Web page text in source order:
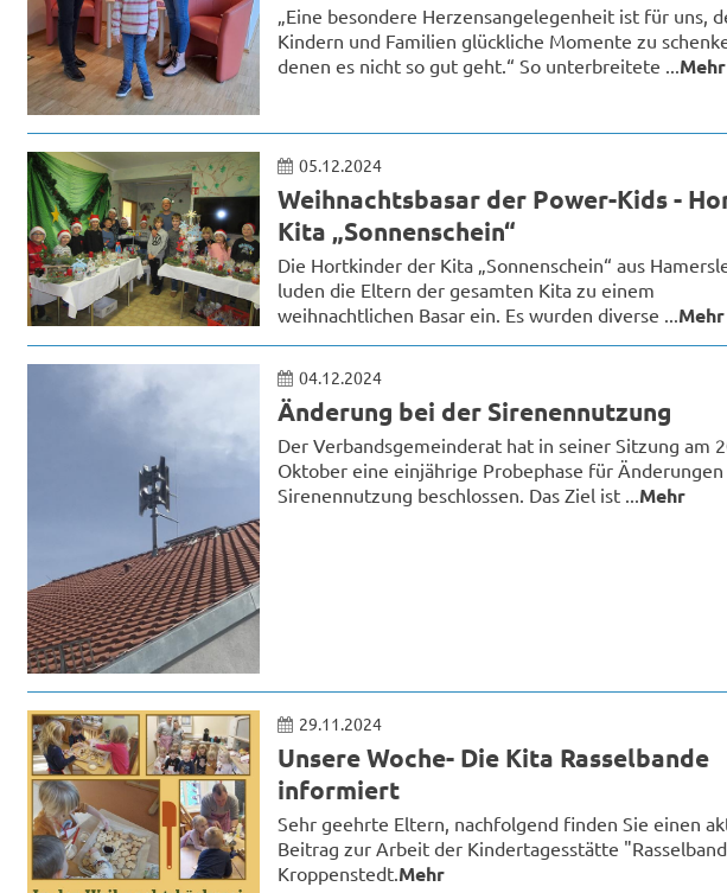
„Eine besondere Herzensangelegenheit ist für uns,
Kindern und Familien glückliche Momente zu
denen es nicht so gut geht.“ So unterbreitete ...Mehr
05.12.2024
Weihnachtsbasar der Power-Kids -
Kita „Sonnenschein“
Die Hortkinder der Kita „Sonnenschein“ aus
luden die Eltern der gesamten Kita zu einem
weihnachtlichen Basar ein. Es wurden diverse ...Mehr
04.12.2024
Änderung bei der Sirenennutzung
Der Verbandsgemeinderat hat in seiner Sitzung am
Oktober eine einjährige Probephase für
Sirenennutzung beschlossen. Das Ziel ist ...Mehr
29.11.2024
Unsere Woche- Die Kita Rasselbande
informiert
Sehr geehrte Eltern, nachfolgend finden Sie einen
Beitrag zur Arbeit der Kindertagesstätte
Kroppenstedt.Mehr